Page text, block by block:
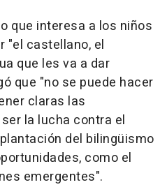
que interesa a los niños
"el castellano, el
que les va a dar
que "no se puede hacer
claras las
la lucha contra el
del bilingüismo
como el
emergentes".